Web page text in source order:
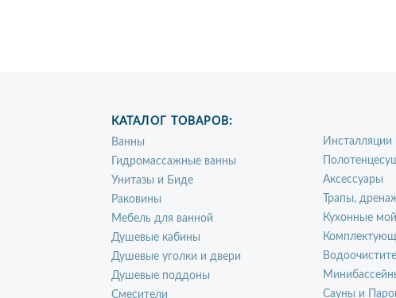
КАТАЛОГ ТОВАРОВ:
Ванны
Гидромассажные ванны
Унитазы и Биде
Раковины
Мебель для ванной
Душевые кабины
Душевые уголки и двери
Душевые поддоны
Смесители
Аксессуары
Трапы,
Кухонные
Сауны и